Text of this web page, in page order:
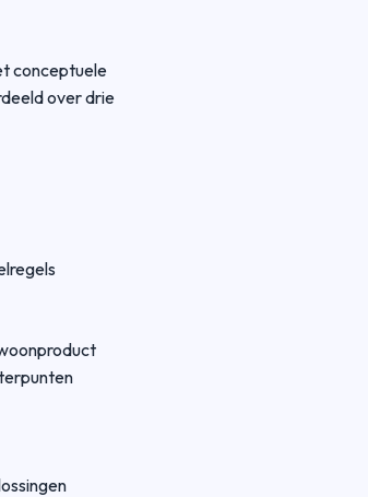
conceptuele
over drie